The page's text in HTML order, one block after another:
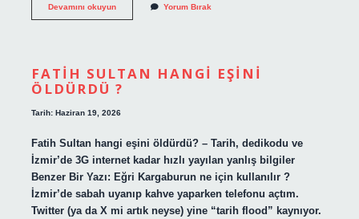
Devamını okuyunAdaçayı
Yorum Bırak
FATIH SULTAN HANGI EŞINI
ÖLDÜRDÜ ?
Tarih: Haziran 19, 2026
Fatih Sultan hangi eşini öldürdü? – Tarih, dedikodu ve
İzmir’de 3G internet kadar hızlı yayılan yanlış bilgiler
Benzer Bir Yazı: Eğri Kargaburun ne için kullanılır ?
İzmir’de sabah uyanıp kahve yaparken telefonu açtım.
Twitter (ya da X mi artık neyse) yine “tarih flood” kaynıyor.